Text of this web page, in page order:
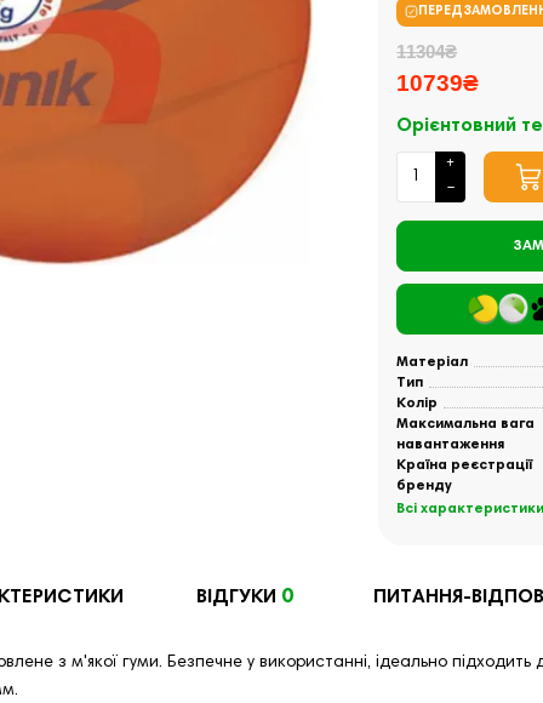
11304₴
10739₴
Орієнтовний
Матеріал
Тип
Колір
Максимальна вага
навантаження
Країна реєстрації
бренду
Всі характеристики
ВІДГУКИ 0 ПИТАННЯ-
з м'якої гуми. Безпечне у використанні, ідеально